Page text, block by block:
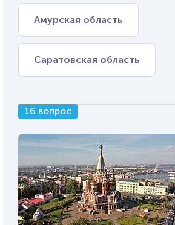
Амурская область
Саратовская область
16 вопрос